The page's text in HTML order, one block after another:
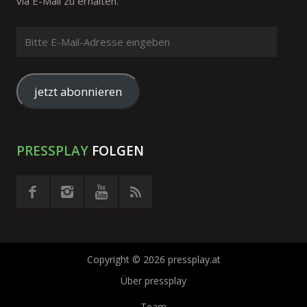
Mail-
Adresse
eingeben
jetzt abonnieren
PRESSPLAY FOLGEN
Copyright © 2026 pressplay.at
Über pressplay